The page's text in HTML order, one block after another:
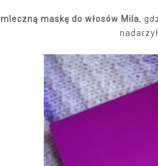
mleczną maskę do włosów Mila,